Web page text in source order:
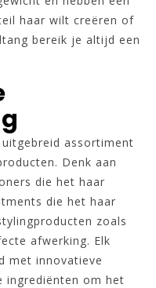
haar wilt creëren of
bereik je altijd een
assortiment
Denk aan
die het haar
die het haar
zoals
afwerking. Elk
met innovatieve
ingrediënten om het